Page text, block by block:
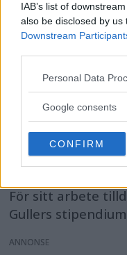
IAB’s list of
also be disclosed by
Downstream
Please note that this
not limited to your visit
use your data for
consent section.
Personal Data
Google consents
CONFIRM
Erik
för sina
Fotografen Erik
år dokumenterat
Med sin kamera
omflyttningar
För sitt arbete
Gullers
ANNONS